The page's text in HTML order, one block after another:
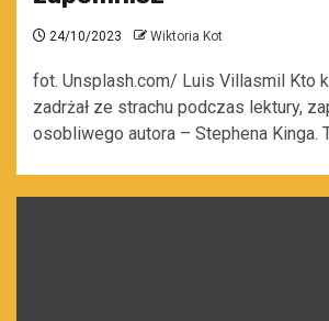
24/10/2023 Wiktoria Kot
fot. Unsplash.com/ Luis Villasmil Kto
zadrżał ze strachu podczas lektury,
osobliwego autora – Stephena Kinga.